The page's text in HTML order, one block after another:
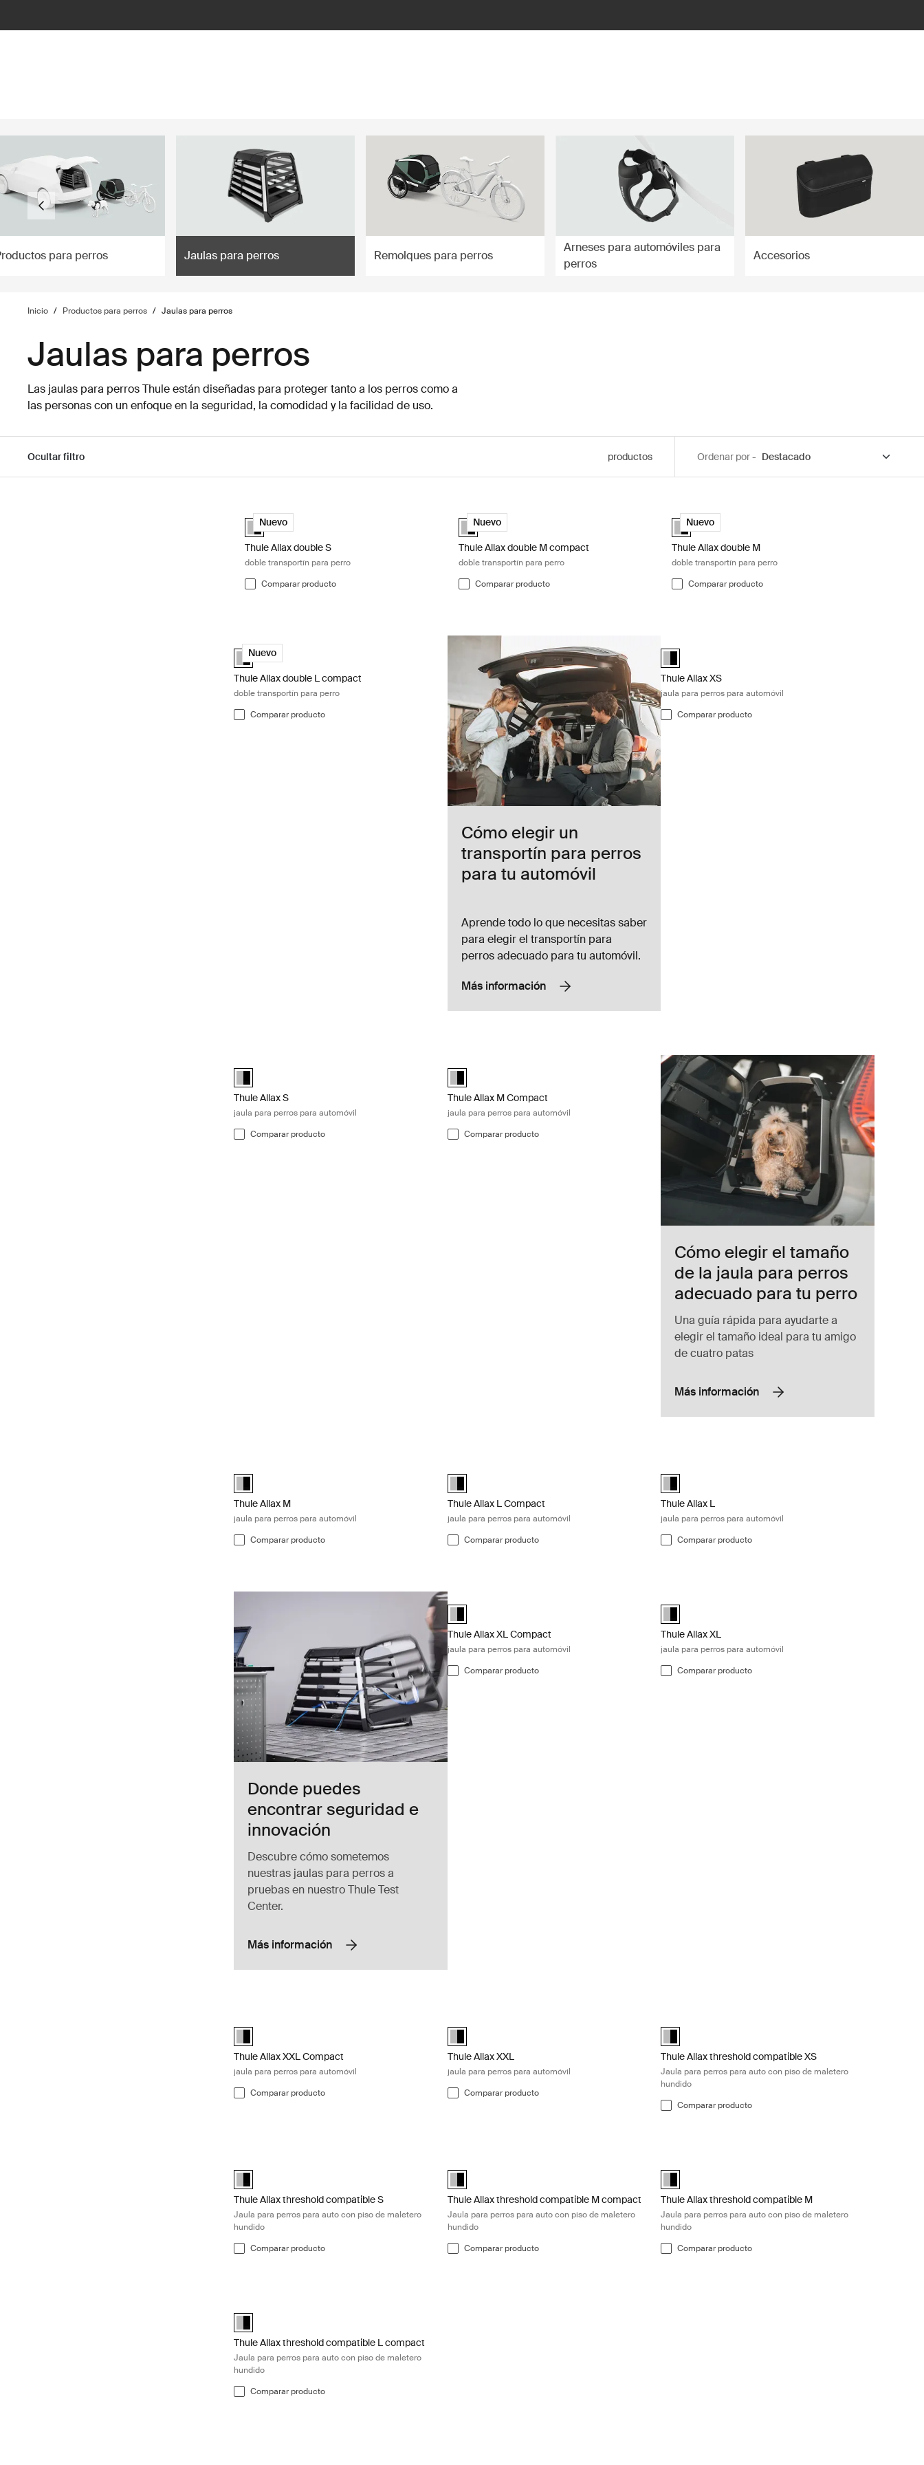
para perros Jaulas para perros Remolques para perros
Arneses para automóviles para
perros
Accesorios
Inicio / Productos para perros / Jaulas para perros
Jaulas para perros
Las jaulas para perros Thule están diseñadas para proteger tanto a los perros como a
las personas con un enfoque en la seguridad, la comodidad y la facilidad de uso.
Ocultar filtro productos Ordenar por -
Thule Allax double S doble transportín para perro Black/aluminum
Nuevo
Alu-Black (selected)
Thule Allax double S
doble transportín para perro
Comparar producto
Thule Allax double M compact doble transportín para perro Black/aluminum
Nuevo
Alu-Black (selected)
Thule Allax double M compact
doble transportín para perro
Comparar producto
Thule Allax double M doble transportín para perro Black/
Nuevo
Alu-Black (selected)
Thule Allax double M
doble transportín para perro
Comparar producto
Thule Allax double L compact doble transportín para perro Black/aluminum
Nuevo
Alu-Black (selected)
Thule Allax double L compact
doble transportín para perro
Comparar producto
Cómo elegir un
transportín para perros
para tu automóvil
Aprende todo lo que necesitas saber
para elegir el transportín para
perros adecuado para tu automóvil.
Más información
Alu-Black (selected)
Thule Allax XS
jaula para perros para automóvil
Comparar producto
Alu-Black (selected)
Thule Allax S
jaula para perros para automóvil
Comparar producto
Thule Allax M Compact jaula para perros para automóvil Black/aluminum
Alu-Black (selected)
Thule Allax M Compact
jaula para perros para automóvil
Comparar producto
Cómo elegir el tamaño
de la jaula para perros
adecuado para tu perro
Una guía rápida para ayudarte a
elegir el tamaño ideal para tu amigo
de cuatro patas
Más información
Alu-Black (selected)
Thule Allax M
jaula para perros para automóvil
Comparar producto
Alu-Black (selected)
Thule Allax L Compact
jaula para perros para automóvil
Comparar producto
Alu-Black (selected)
Thule Allax L
jaula para perros para automóvil
Comparar producto
Donde puedes
encontrar seguridad e
innovación
Descubre cómo sometemos
nuestras jaulas para perros a
pruebas en nuestro Thule Test
Center.
Más información
Thule Allax XL Compact jaula para perros para automóvil Black/aluminum
Alu-Black (selected)
Thule Allax XL Compact
jaula para perros para automóvil
Comparar producto
Alu-Black (selected)
Thule Allax XL
jaula para perros para automóvil
Comparar producto
Alu-Black (selected)
Thule Allax XXL Compact
jaula para perros para automóvil
Comparar producto
Alu-Black (selected)
Thule Allax XXL
jaula para perros para automóvil
Comparar producto
Alu-Black (selected)
Thule Allax threshold compatible XS
Jaula para perros para auto con piso de maletero
hundido
Comparar producto
Alu-Black (selected)
Thule Allax threshold compatible S
Jaula para perros para auto con piso de maletero
hundido
Comparar producto
Alu-Black (selected)
Thule Allax threshold compatible M compact
Jaula para perros para auto con piso de maletero
hundido
Comparar producto
Alu-Black (selected)
Thule Allax threshold compatible M
Jaula para perros para auto con piso de maletero
hundido
Comparar producto
Alu-Black (selected)
Thule Allax threshold compatible L compact
Jaula para perros para auto con piso de maletero
hundido
Comparar producto